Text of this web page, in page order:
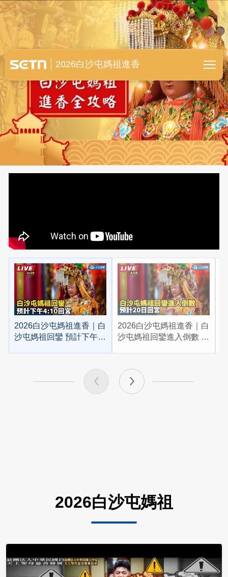
白沙屯媽祖進香全紀錄
2026白沙屯媽祖進香
2026白沙屯媽祖進香｜白
沙屯媽祖回鑾 預計下午
2026白沙屯媽祖進香｜白
沙屯媽祖回鑾進入倒數 預
2026白沙屯媽祖